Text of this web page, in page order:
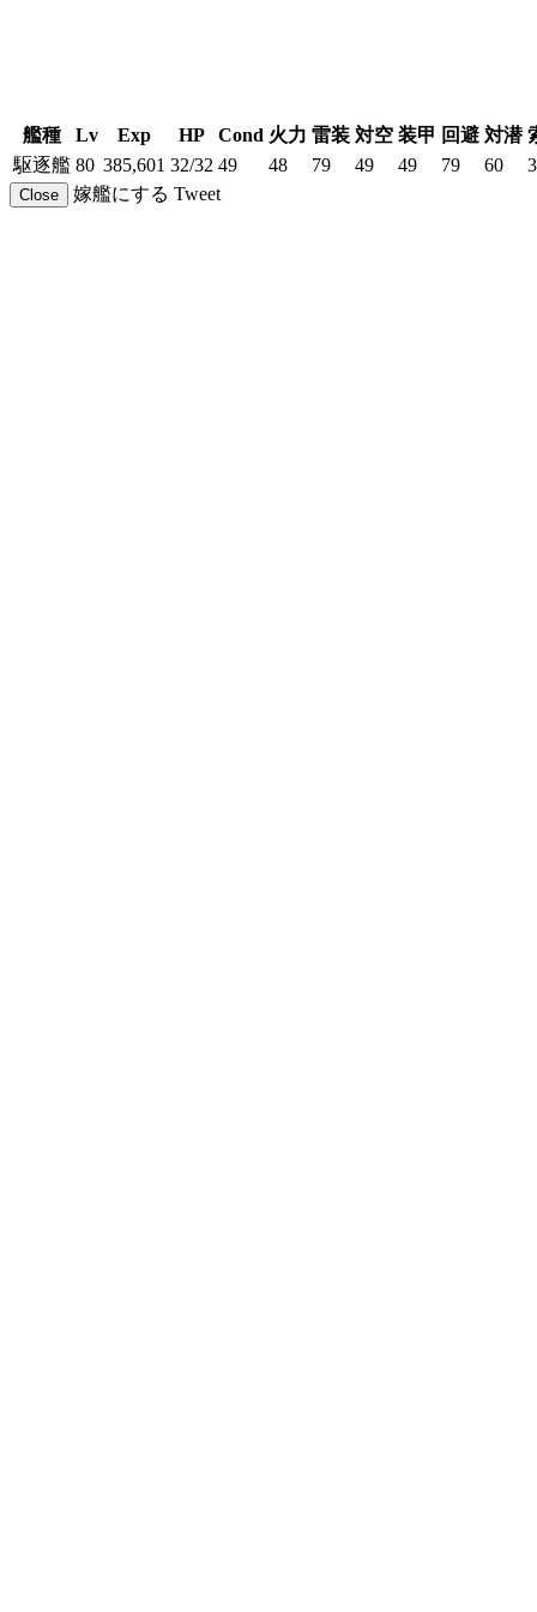
艦種 Lv Exp HP Cond 火力 雷装 対空 装甲 回避 対潜
駆逐艦 80 385,601 32/32 49 48 79 49 49 79 60
Close 嫁艦にする Tweet